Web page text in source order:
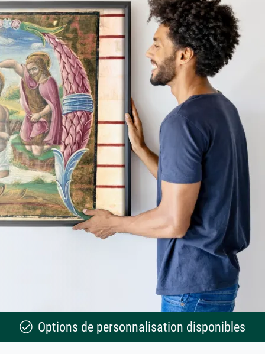
Options de personnalisation disponibles